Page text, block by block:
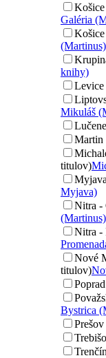
Galéria
(Martinus)
knihy)
Mikuláš
Martin
titulov)
Myjava)
Nitra -
(Martinus)
Nitra -
Nové
titulov)
Bystrica